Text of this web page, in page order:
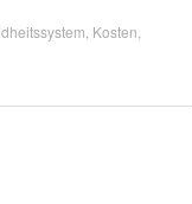
Kosten